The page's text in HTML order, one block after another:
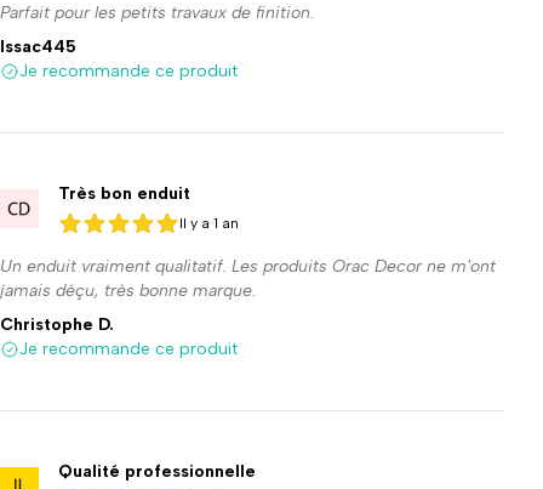
Parfait pour les petits travaux de finition.
Issac445
Je recommande ce produit
Très bon enduit
5 sur 5
5 sur 5
Il y a 1 an
Un enduit vraiment qualitatif. Les produits Orac Decor ne m'ont
jamais déçu, très bonne marque.
Christophe D.
Je recommande ce produit
Qualité professionnelle